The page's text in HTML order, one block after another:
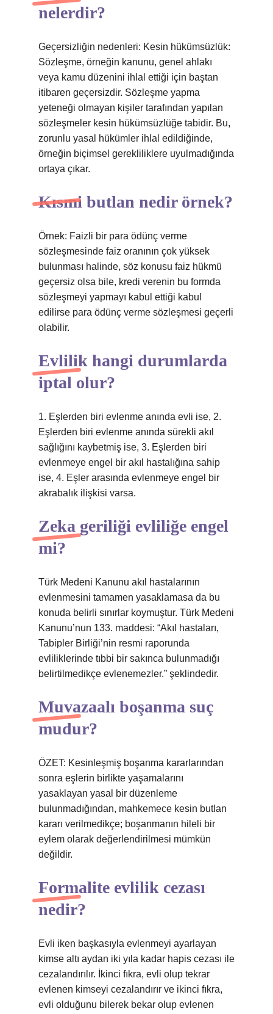
nelerdir?
Geçersizliğin nedenleri: Kesin hükümsüzlük:
Sözleşme, örneğin kanunu, genel ahlakı
veya kamu düzenini ihlal ettiği için baştan
itibaren geçersizdir. Sözleşme yapma
yeteneği olmayan kişiler tarafından yapılan
sözleşmeler kesin hükümsüzlüğe tabidir. Bu,
zorunlu yasal hükümler ihlal edildiğinde,
örneğin biçimsel gerekliliklere uyulmadığında
ortaya çıkar.
Kısmi butlan nedir örnek?
Örnek: Faizli bir para ödünç verme
sözleşmesinde faiz oranının çok yüksek
bulunması halinde, söz konusu faiz hükmü
geçersiz olsa bile, kredi verenin bu formda
sözleşmeyi yapmayı kabul ettiği kabul
edilirse para ödünç verme sözleşmesi geçerli
olabilir.
Evlilik hangi durumlarda
iptal olur?
1. Eşlerden biri evlenme anında evli ise, 2.
Eşlerden biri evlenme anında sürekli akıl
sağlığını kaybetmiş ise, 3. Eşlerden biri
evlenmeye engel bir akıl hastalığına sahip
ise, 4. Eşler arasında evlenmeye engel bir
akrabalık ilişkisi varsa.
Zeka geriliği evliliğe engel
mi?
Türk Medeni Kanunu akıl hastalarının
evlenmesini tamamen yasaklamasa da bu
konuda belirli sınırlar koymuştur. Türk Medeni
Kanunu’nun 133. maddesi: “Akıl hastaları,
Tabipler Birliği’nin resmi raporunda
evliliklerinde tıbbi bir sakınca bulunmadığı
belirtilmedikçe evlenemezler.” şeklindedir.
Muvazaalı boşanma suç
mudur?
ÖZET: Kesinleşmiş boşanma kararlarından
sonra eşlerin birlikte yaşamalarını
yasaklayan yasal bir düzenleme
bulunmadığından, mahkemece kesin butlan
kararı verilmedikçe; boşanmanın hileli bir
eylem olarak değerlendirilmesi mümkün
değildir.
Formalite evlilik cezası
nedir?
Evli iken başkasıyla evlenmeyi ayarlayan
kimse altı aydan iki yıla kadar hapis cezası ile
cezalandırılır. İkinci fıkra, evli olup tekrar
evlenen kimseyi cezalandırır ve ikinci fıkra,
evli olduğunu bilerek bekar olup evlenen